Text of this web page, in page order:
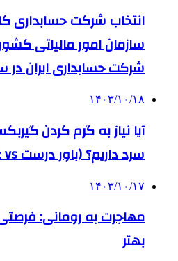
انتخاب شرکت حسابداری
سازمان امور مالیاتی
شرکت حسابداری ایران در
۱۴۰۳/۱۰/۱۸
آیا نیاز به گرم کردن
سرد داریم؟ (باور درست vs غلط)
۱۴۰۳/۱۰/۱۷
مهاجرت به رومانی:
بهتر